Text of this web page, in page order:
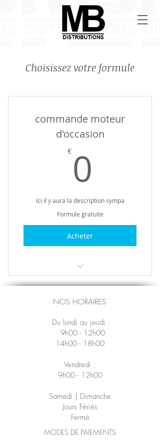
Choisissez votre formule
commande moteur
d'occasion
€ 0
Ici il y aura la description sympa
Formule gratuite
Acheter
Description moteur occasion
NOS HORAIRES
Du lundi au jeudi :
9h00 - 12h00
14h00 - 18h00
Vendredi :
9h00 - 12h00
Samedi | Dimanche
Jours Fériés
Fermé
MODES DE PAIEMENTS